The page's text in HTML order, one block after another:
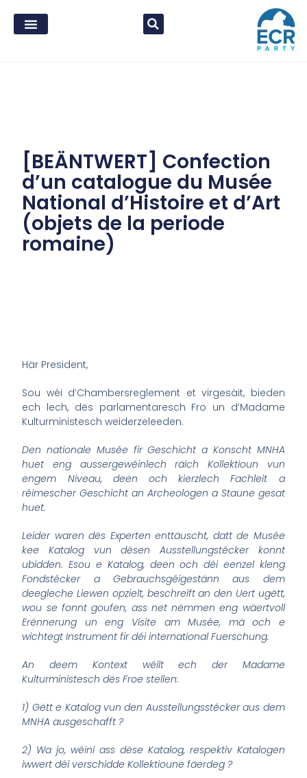
[BEÄNTWERT] Confection
d’un catalogue du Musée
National d’Histoire et d’Art
(objets de la periode
romaine)
Här President,
Sou wéi d’Chambersreglement et virgesäit, bieden
ech lech, dës parlamentaresch Fro un d’Madame
Kulturministesch weiderzeleeden.
Den nationale Musée fir Geschicht a Konscht MNHA
huet eng aussergewéinlech räich Kollektioun vun
engem Niveau, deen och kierzlech Fachleit a
réimescher Geschicht an Archeologen a Staune gesat
huet.
Leider waren dës Experten enttäuscht, datt de Musée
kee Katalog vun dësen Ausstellungstécker konnt
ubidden. Esou e Katalog, deen och déi eenzel kleng
Fondstécker a Gebrauchsgéigestänn aus dem
deegleche Liewen opzielt, beschreift an den Uert ugëtt,
wou se fonnt goufen, ass net nëmmen eng wäertvoll
Erënnerung un eng Visite am Musée, mä och e
wichtegt Instrument fir déi international Fuerschung.
An deem Kontext wéilt ech der Madame
Kulturministesch dës Froe stellen:
1) Gëtt e Katalog vun den Ausstellungsstécker aus dem
MNHA ausgeschafft ?
2) Wa jo, wéini ass dëse Katalog, respektiv Katalogen
iwwert déi verschidde Kollektioune fäerdeg ?